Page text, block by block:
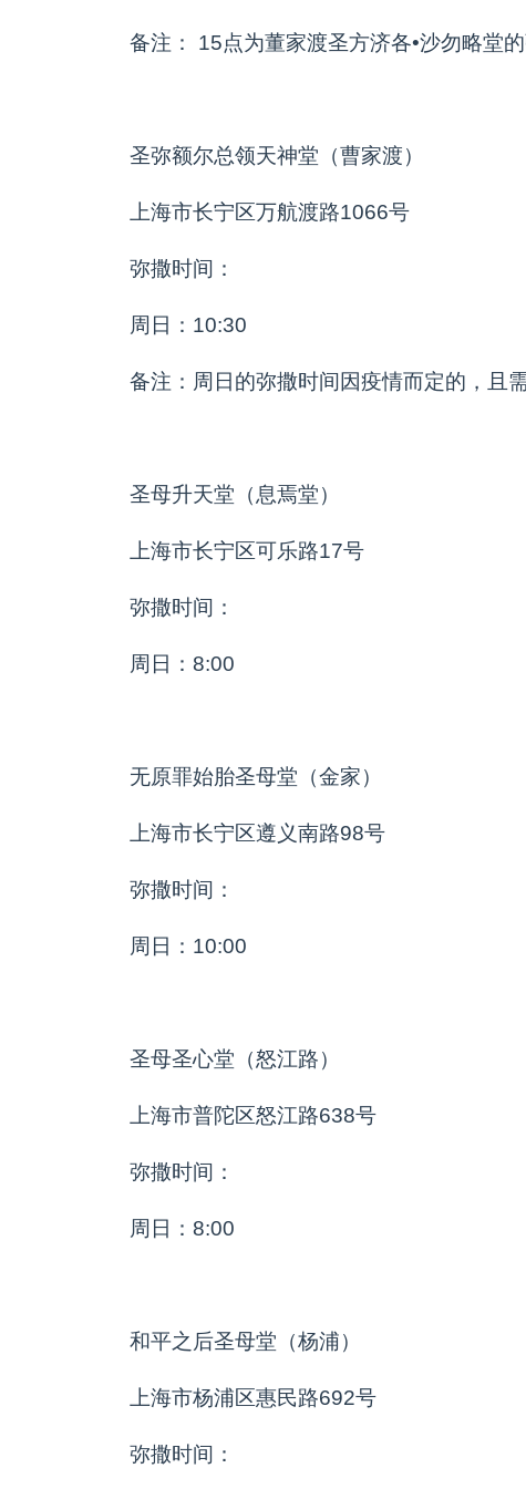
备注： 15点为董家渡圣方济各•沙勿略堂
圣弥额尔总领天神堂（曹家渡）
上海市长宁区万航渡路1066号
弥撒时间：
周日：10:30
备注：周日的弥撒时间因疫情而定的，且
圣母升天堂（息焉堂）
上海市长宁区可乐路17号
弥撒时间：
周日：8:00
无原罪始胎圣母堂（金家）
上海市长宁区遵义南路98号
弥撒时间：
周日：10:00
圣母圣心堂（怒江路）
上海市普陀区怒江路638号
弥撒时间：
周日：8:00
和平之后圣母堂（杨浦）
上海市杨浦区惠民路692号
弥撒时间：